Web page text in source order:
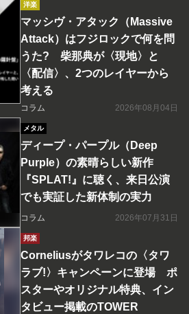
洋楽
マッシヴ・アタック（Massive
Attack）はフジロックで何を問
うた? 柴那典が〈現地〉と
〈配信〉、2つのレイヤーから
考える
コラム 2026年08月04日
メタル
ディープ・パープル（Deep
Purple）の素晴らしい新作
『SPLAT!』に聴く、来日公演
でも実証した新体制の実力
コラム 2026年07月31日
邦楽
Corneliusがタワレコの〈タワ
ラブ!〉キャンペーンに登場 ポ
スターやオリジナル特典、イン
タビュー掲載のTOWER